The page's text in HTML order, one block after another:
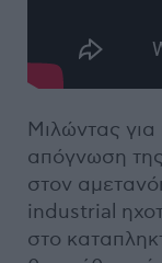
Μιλώντας για
απόγνωση της
στον
industrial
στο